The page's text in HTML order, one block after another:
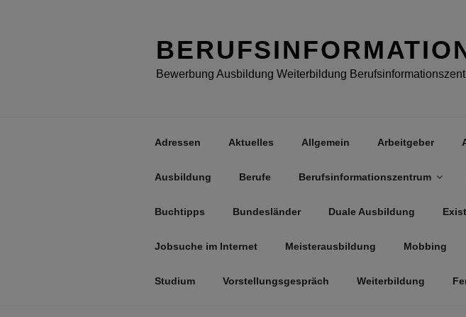
Bewerbung Ausbildung Weiterbildung
Adressen Aktuelles Allgemein Arbeitgeber
Ausbildung Berufe Berufsinformationszentrum
Buchtipps Bundesländer Duale Ausbildung
Jobsuche im Internet Meisterausbildung Mobbing
Studium Vorstellungsgespräch Weiterbildung